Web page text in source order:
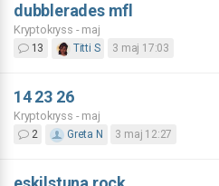
dubblerades mfl
Kryptokryss - maj
13 Titti S 3 maj 17:03
14 23 26
Kryptokryss - maj
2 Greta N 3 maj 12:27